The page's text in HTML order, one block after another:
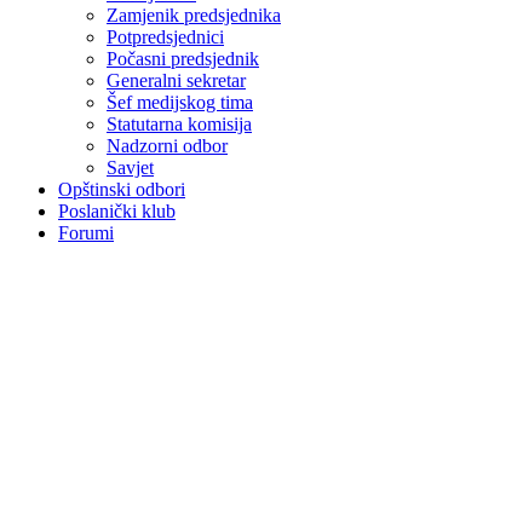
Zamjenik predsjednika
Potpredsjednici
Počasni predsjednik
Generalni sekretar
Šef medijskog tima
Statutarna komisija
Nadzorni odbor
Savjet
Opštinski odbori
Poslanički klub
Forumi